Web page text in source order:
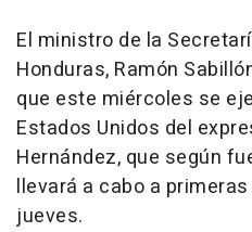
El ministro de la
Honduras, Ramón
que este miércoles se
Estados Unidos del
Hernández, que según
llevará a cabo a
jueves.